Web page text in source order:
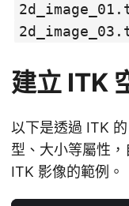
建立 ITK
以下是透過 ITK 的
型、大小等屬性
ITK 影像的範例。